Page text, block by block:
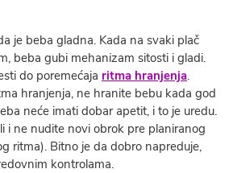
je beba gladna. Kada na svaki plač
beba gubi mehanizam sitosti i gladi.
do poremećaja ritma hranjenja.
hranjenja, ne hranite bebu kada god
neće imati dobar apetit, i to je uredu.
i ne nudite novi obrok pre planiranog
ritma). Bitno je da dobro napreduje,
kontrolama.